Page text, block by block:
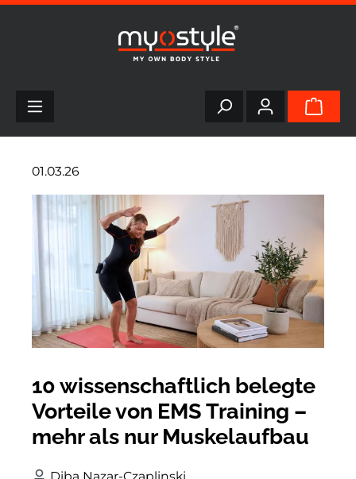
01.03.26
10 wissenschaftlich belegte
Vorteile von EMS Training –
mehr als nur Muskelaufbau